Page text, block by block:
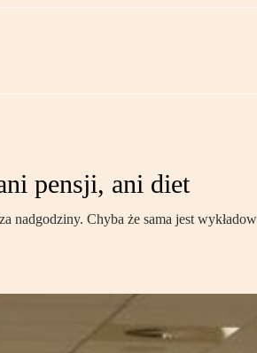
pensji, ani diet
Chyba że sama jest